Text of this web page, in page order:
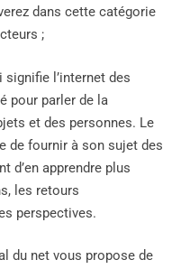
dans cette catégorie
;
signifie l’internet des
pour parler de la
et des personnes. Le
de fournir à son sujet des
d’en apprendre plus
les retours
perspectives.
du net vous propose de